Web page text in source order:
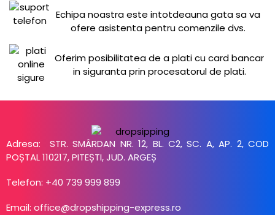
Echipa noastra este intotdeauna gata sa va
ofere asistenta pentru comenzile dvs.
Oferim posibilitatea de a plati cu card bancar
in siguranta prin procesatorul de plati.
Adresa: STR. SMÂRDAN NR. 12, BL. C2, SC. A, AP. 2, COD
POȘTAL 110217, PITEȘTI, JUD. ARGEȘ
Telefon: +40 739 999 899
Email: office@dropshipping-express.ro